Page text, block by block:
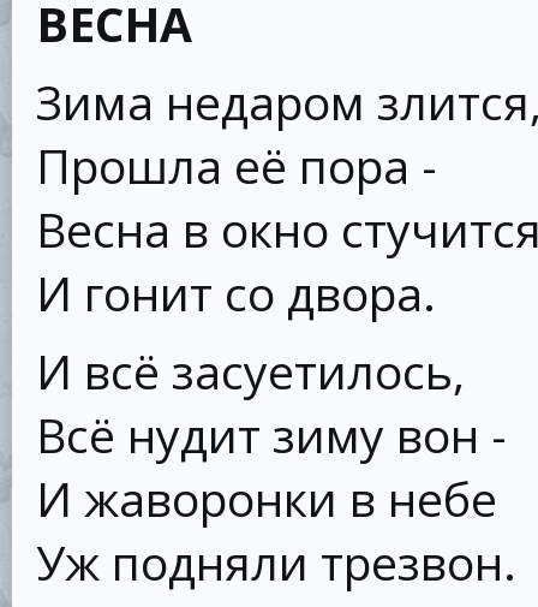
ВЕСНА
Зима недаром
Прошла её пора -
Весна в окно
И гонит со двора.
И всё засуетилось,
Всё нудит зиму вон -
И жаворонки в небе
Уж подняли трезвон.